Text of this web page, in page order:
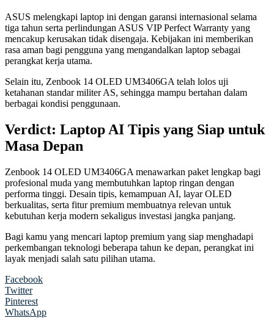
ASUS melengkapi laptop ini dengan garansi internasional selama
tiga tahun serta perlindungan ASUS VIP Perfect Warranty yang
mencakup kerusakan tidak disengaja. Kebijakan ini memberikan
rasa aman bagi pengguna yang mengandalkan laptop sebagai
perangkat kerja utama.
Selain itu, Zenbook 14 OLED UM3406GA telah lolos uji
ketahanan standar militer AS, sehingga mampu bertahan dalam
berbagai kondisi penggunaan.
Verdict: Laptop AI Tipis yang Siap untuk
Masa Depan
Zenbook 14 OLED UM3406GA menawarkan paket lengkap bagi
profesional muda yang membutuhkan laptop ringan dengan
performa tinggi. Desain tipis, kemampuan AI, layar OLED
berkualitas, serta fitur premium membuatnya relevan untuk
kebutuhan kerja modern sekaligus investasi jangka panjang.
Bagi kamu yang mencari laptop premium yang siap menghadapi
perkembangan teknologi beberapa tahun ke depan, perangkat ini
layak menjadi salah satu pilihan utama.
Facebook
Twitter
Pinterest
WhatsApp